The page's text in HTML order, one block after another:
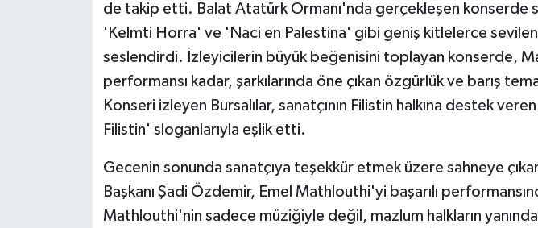
de takip etti. Balat Atatürk Ormanı'nda gerçekleşen konserde
'Kelmti Horra' ve 'Naci en Palestina' gibi geniş kitlelerce sevilen
seslendirdi. İzleyicilerin büyük beğenisini toplayan konserde,
performansı kadar, şarkılarında öne çıkan özgürlük ve barış
Konseri izleyen Bursalılar, sanatçının Filistin halkına destek
Filistin' sloganlarıyla eşlik etti.
Gecenin sonunda sanatçıya teşekkür etmek üzere sahneye
Başkanı Şadi Özdemir, Emel Mathlouthi'yi başarılı
Mathlouthi'nin sadece müziğiyle değil, mazlum halkların